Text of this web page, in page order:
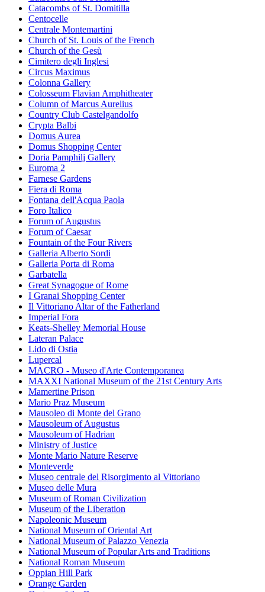
Catacombs of St. Domitilla
Centocelle
Centrale Montemartini
Church of St. Louis of the French
Church of the Gesù
Cimitero degli Inglesi
Circus Maximus
Colonna Gallery
Colosseum Flavian Amphitheater
Column of Marcus Aurelius
Country Club Castelgandolfo
Crypta Balbi
Domus Aurea
Domus Shopping Center
Doria Pamphilj Gallery
Euroma 2
Farnese Gardens
Fiera di Roma
Fontana dell'Acqua Paola
Foro Italico
Forum of Augustus
Forum of Caesar
Fountain of the Four Rivers
Galleria Alberto Sordi
Galleria Porta di Roma
Garbatella
Great Synagogue of Rome
I Granai Shopping Center
Il Vittoriano Altar of the Fatherland
Imperial Fora
Keats-Shelley Memorial House
Lateran Palace
Lido di Ostia
Lupercal
MACRO - Museo d'Arte Contemporanea
MAXXI National Museum of the 21st Century Arts
Mamertine Prison
Mario Praz Museum
Mausoleo di Monte del Grano
Mausoleum of Augustus
Mausoleum of Hadrian
Ministry of Justice
Monte Mario Nature Reserve
Monteverde
Museo centrale del Risorgimento al Vittoriano
Museo delle Mura
Museum of Roman Civilization
Museum of the Liberation
Napoleonic Museum
National Museum of Oriental Art
National Museum of Palazzo Venezia
National Museum of Popular Arts and Traditions
National Roman Museum
Oppian Hill Park
Orange Garden